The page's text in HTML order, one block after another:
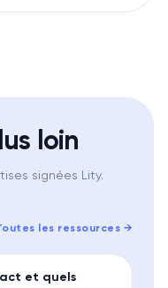
loin
signées Lity.
les ressources →
et quels